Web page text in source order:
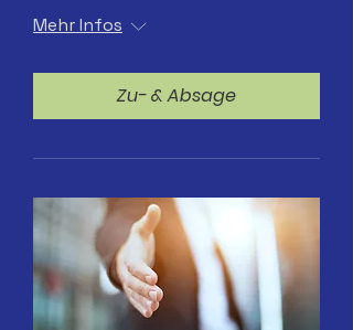
Mehr Infos
Zu- & Absage